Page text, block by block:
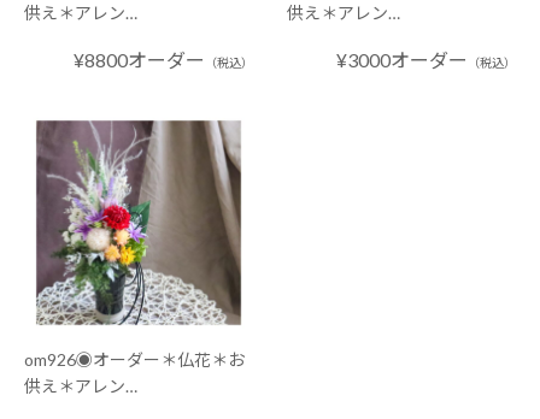
供え＊アレン…
¥8800オーダー （税込）
供え＊アレン…
¥3000オーダー （税込）
om926◉オーダー＊仏花＊お
供え＊アレン…